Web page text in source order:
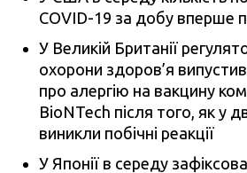
COVID-19 за добу вперше
У Великій Британії
охорони здоров’я
про алергію на вакцину
BioNTech після того, як у
виникли побічні реакції
У Японії в середу